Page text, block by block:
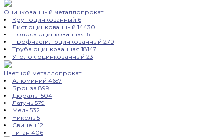
Оцинкованный металлопрокат
Круг оцинкованный 6
Лист оцинкованный 14430
Полоса оцинкованная 6
Профнастил оцинкованный 270
Труба оцинкованная 18147
Уголок оцинкованный 23
Цветной металлопрокат
Алюминий 4657
Бронза 899
Дюраль 1504
Латунь 579
Медь 532
Никель 5
Свинец 12
Титан 406